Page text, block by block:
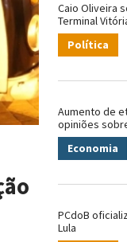
Caio Oliveira
Terminal
Política
Aumento de
opiniões
Economia
PCdoB
Lula